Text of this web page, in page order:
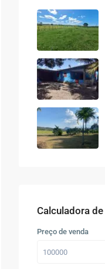
Calculadora
Preço de venda